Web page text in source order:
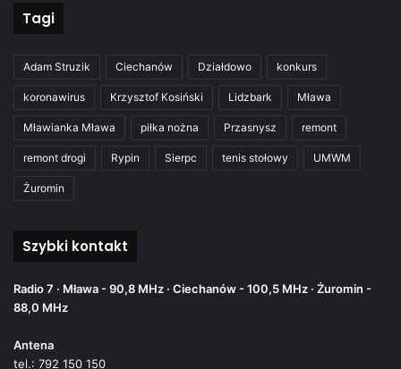
Tagi
Adam Struzik Ciechanów Działdowo konkurs
koronawirus Krzysztof Kosiński Lidzbark Mława
Mławianka Mława piłka nożna Przasnysz remont
remont drogi Rypin Sierpc tenis stołowy UMWM
Żuromin
Szybki kontakt
Radio 7 · Mława - 90,8 MHz · Ciechanów - 100,5 MHz · Żuromin -
88,0 MHz
Antena
tel.: 792 150 150